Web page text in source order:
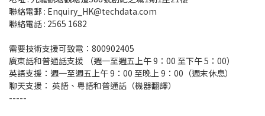
聯絡電郵 : Enquiry_HK@techdata.com
聯絡電話 : 2565 1682
需要技術支援可致電：800902405
廣東話和普通話支援 （週一至週五上午 9：00 至下午 5：00）
英語支援：週一至週五上午 9：00 至晚上 9：00（週末休息）
聊天支援： 英語、粵語和普通話（機器翻譯）
-----